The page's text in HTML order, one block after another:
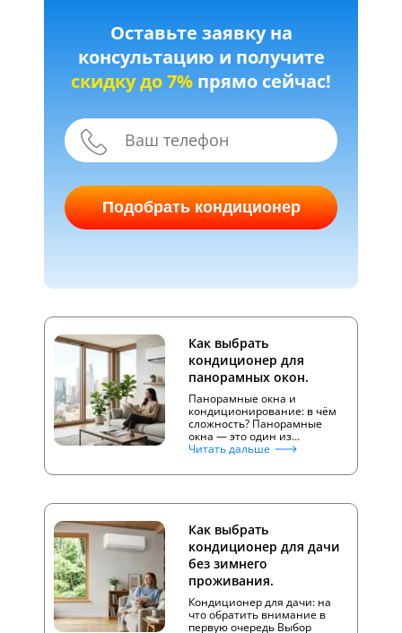
Оставьте заявку на
консультацию и получите
скидку до 7% прямо сейчас!
Подобрать кондиционер
Как выбрать
кондиционер для
панорамных окон.
Панорамные окна и
кондиционирование: в чём
сложность? Панорамные
окна — это один из…
Читать дальше
Как выбрать
кондиционер для дачи
без зимнего
проживания.
Кондиционер для дачи: на
что обратить внимание в
первую очередь Выбор